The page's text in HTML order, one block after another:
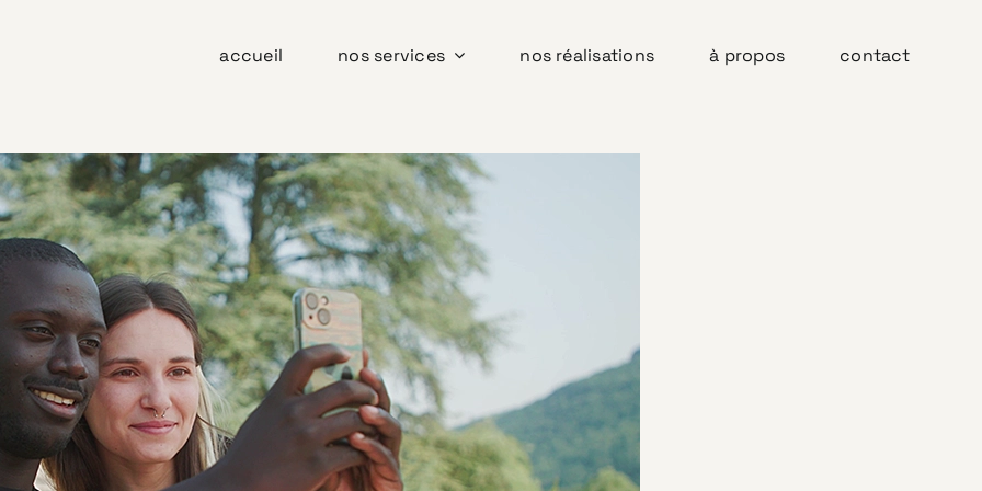
accueil nos services nos réalisations à propos contact
Explorez les Balcons du Dauphiné [DC]